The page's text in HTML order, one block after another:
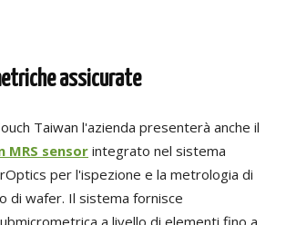
assicurate
Taiwan l'azienda presenterà anche il
MRS sensorintegrato nel sistema
per l'ispezione e la metrologia di
di wafer. Il sistema fornisce
a livello di elementi fino a